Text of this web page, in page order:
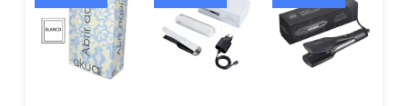
precio
original
era:
30,99 €.
precio
actual
es:
27,99 €.
precio
original
339,00 €.
precio
actual
es:
224,13 €.
precio
original
era:
precio
actual
es: